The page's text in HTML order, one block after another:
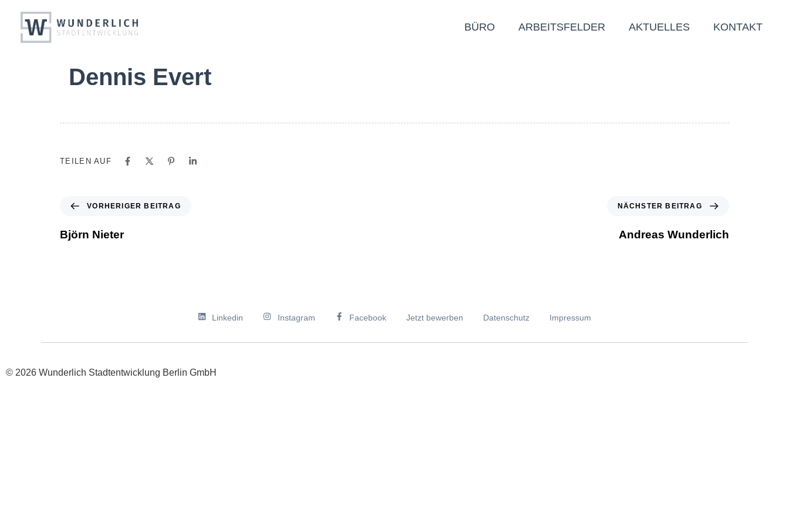
BÜRO ARBEITSFELDER AKTUELLES KONTAKT
IN:
Dennis Evert
TEILEN AUF
VORHERIGER BEITRAG
Björn Nieter
NÄCHSTER BEITRAG
Andreas Wunderlich
Linkedin Instagram Facebook Jetzt bewerben Datenschutz Impressum
© 2026 Wunderlich Stadtentwicklung Berlin GmbH